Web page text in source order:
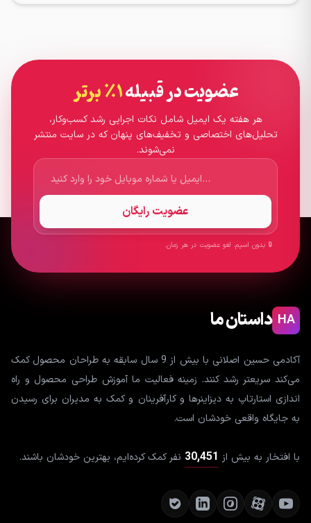
عضویت در قبیله۱٪ برتر
هر هفته یک ایمیل شامل نکات اجرایی رشد کسب‌وکار،
تحلیل‌های اختصاصی و تخفیف‌های پنهان که در سایت منتشر
نمی‌شوند.
عضویت رایگان
🔒 بدون اسپم. لغو عضویت در هر زمان.
HA داستان ما
آکادمی حسین اصلانی با بیش از 9 سال سابقه به طراحان محصول کمک
می‌کند سریعتر رشد کنند. زمینه فعالیت ما آموزش طراحی محصول و راه
اندازی استارتاپ به دیزاینرها و کارآفرینان و کمک به مدیران برای رسیدن
به جایگاه واقعی خودشان است.
با افتخار به بیش از 30,451 نفر کمک کرده‌ایم، بهترین خودشان باشند.